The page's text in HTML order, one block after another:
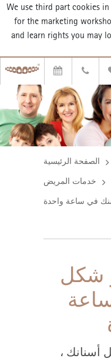
We use third part cookies
for the marketing
and learn rights you may
الصفحة الرئيسية
خدمات المريض
في ساعة واحدة
شكل
أسنانك ،